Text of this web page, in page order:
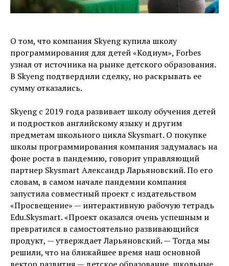
О том, что компания Skyeng купила школу
программирования для детей «Кодиум», Forbes
узнал от источника на рынке детского образования.
В Skyeng подтвердили сделку, но раскрывать ее
сумму отказались.
Skyeng с 2019 года развивает школу обучения детей
и подростков английскому языку и другим
предметам школьного цикла Skysmart. О покупке
школы программирования компания задумалась на
фоне роста в пандемию, говорит управляющий
партнер Skysmart Александр Ларьяновский. По его
словам, в самом начале пандемии компания
запустила совместный проект с издательством
«Просвещение» — интерактивную рабочую тетрадь
Edu.Skysmart. «Проект оказался очень успешным и
превратился в самостоятельно развивающийся
продукт, — утверждает Ларьяновский. — Тогда мы
решили, что на ближайшее время наш основной
вектор развития — детское образование, школьные